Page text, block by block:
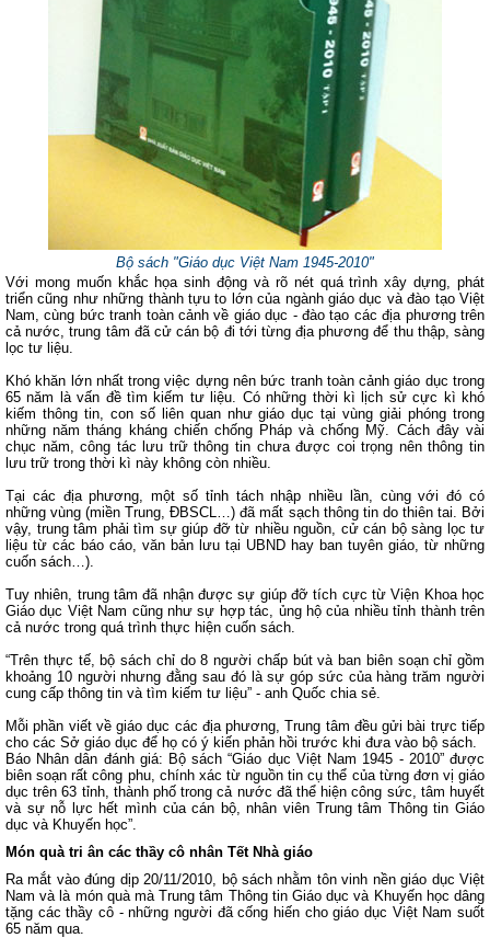
Bộ sách "Giáo dục Việt Nam 1945-2010"
Với mong muốn khắc họa sinh động và rõ nét quá trình xây dựng, phát
triển cũng như những thành tựu to lớn của ngành giáo dục và đào tạo Việt
Nam, cùng bức tranh toàn cảnh về giáo dục - đào tạo các địa phương trên
cả nước, trung tâm đã cử cán bộ đi tới từng địa phương để thu thập, sàng
lọc tư liệu.
Khó khăn lớn nhất trong việc dựng nên bức tranh toàn cảnh giáo dục trong
65 năm là vấn đề tìm kiếm tư liệu. Có những thời kì lịch sử cực kì khó
kiếm thông tin, con số liên quan như giáo dục tại vùng giải phóng trong
những năm tháng kháng chiến chống Pháp và chống Mỹ. Cách đây vài
chục năm, công tác lưu trữ thông tin chưa được coi trọng nên thông tin
lưu trữ trong thời kì này không còn nhiều.
Tại các địa phương, một số tỉnh tách nhập nhiều lần, cùng với đó có
những vùng (miền Trung, ĐBSCL…) đã mất sạch thông tin do thiên tai. Bởi
vậy, trung tâm phải tìm sự giúp đỡ từ nhiều nguồn, cử cán bộ sàng lọc tư
liệu từ các báo cáo, văn bản lưu tại UBND hay ban tuyên giáo, từ những
cuốn sách…).
Tuy nhiên, trung tâm đã nhận được sự giúp đỡ tích cực từ Viện Khoa học
Giáo dục Việt Nam cũng như sự hợp tác, ủng hộ của nhiều tỉnh thành trên
cả nước trong quá trình thực hiện cuốn sách.
“Trên thực tế, bộ sách chỉ do 8 người chấp bút và ban biên soạn chỉ gồm
khoảng 10 người nhưng đằng sau đó là sự góp sức của hàng trăm người
cung cấp thông tin và tìm kiếm tư liệu” - anh Quốc chia sẻ.
Mỗi phần viết về giáo dục các địa phương, Trung tâm đều gửi bài trực tiếp
cho các Sở giáo dục để họ có ý kiến phản hồi trước khi đưa vào bộ sách.
Báo Nhân dân đánh giá: Bộ sách “Giáo dục Việt Nam 1945 - 2010” được
biên soạn rất công phu, chính xác từ nguồn tin cụ thể của từng đơn vị giáo
dục trên 63 tỉnh, thành phố trong cả nước đã thể hiện công sức, tâm huyết
và sự nỗ lực hết mình của cán bộ, nhân viên Trung tâm Thông tin Giáo
dục và Khuyến học”.
Món quà tri ân các thầy cô nhân Tết Nhà giáo
Ra mắt vào đúng dịp 20/11/2010, bộ sách nhằm tôn vinh nền giáo dục Việt
Nam và là món quà mà Trung tâm Thông tin Giáo dục và Khuyến học dâng
tặng các thầy cô - những người đã cống hiến cho giáo dục Việt Nam suốt
65 năm qua.